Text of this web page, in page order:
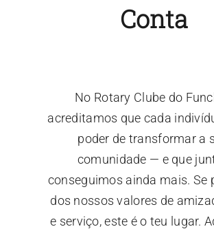
Conta
No Rotary Clube do
acreditamos que cada
poder de transformar a
comunidade — e que
conseguimos ainda mais. Se
dos nossos valores de
e serviço, este é o teu lugar.